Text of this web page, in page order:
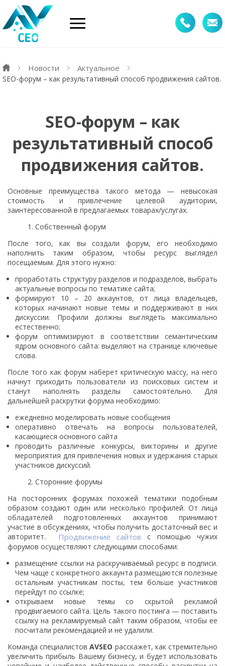
Новости Актуальное
SEO-форум – как результативный способ продвижения сайтов.
SEO-форум – как
результативный способ
продвижения сайтов.
Основные преимущества такого метода — невысокая
стоимость и привлечение целевой аудитории,
заинтересованной в предлагаемых товарах/услугах.
Собственный форум
После того, как вы создали форум, его необходимо
наполнить таким образом, чтобы ресурс выглядел
посещаемым. Для этого нужно:
проработать структуру разделов и подразделов, выбрать
актуальные вопросы по тематике сайта;
формируют 10 – 20 аккаунтов, от лица владельцев,
которых начинают новые темы и поддерживают в них
дискуссии. Профили должны выглядеть максимально
естественно;
форум оптимизируют в соответствии семантическим
ядром основного сайта: выделяют на странице ключевые
слова.
После того как форум наберет критическую массу, на него
начнут приходить пользователи из поисковых систем и
станут наполнять разделы самостоятельно. Для
дальнейшей раскрутки форума необходимо:
ежедневно моделировать новые сообщения
оперативно отвечать на вопросы пользователей,
касающиеся основного сайта
проводить различные конкурсы, викторины и другие
мероприятия для привлечения новых и удержания старых
участников дискуссий.
Сторонние форумы
На посторонних форумах похожей тематики подобным
образом создают один или несколько профилей. От лица
обладателей подготовленных аккаунтов принимают
участие в обсуждениях, чтобы получить достаточный вес и
авторитет. Продвижение сайтов с помощью чужих
форумов осуществляют следующими способами:
размещение ссылки на раскручиваемый ресурс в подписи.
Чем чаще с конкретного аккаунта размещаются полезные
остальным участникам посты, тем больше участников
перейдут по ссылке;
открываем новые темы со скрытой рекламой
продвигаемого сайта. Цель такого постинга — поставить
ссылку на рекламируемый сайт таким образом, чтобы ее
посчитали рекомендацией и не удалили.
Команда специалистовAVSEO расскажет, как стремительно
увеличить прибыль Вашему бизнесу, и будет использовать